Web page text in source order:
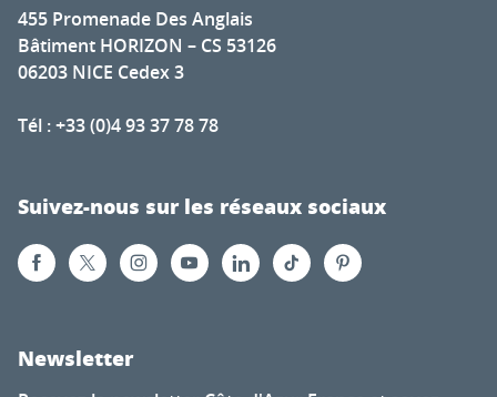
455 Promenade Des Anglais
Bâtiment HORIZON – CS 53126
06203 NICE Cedex 3
Tél : +33 (0)4 93 37 78 78
Suivez-nous sur les réseaux sociaux
Newsletter